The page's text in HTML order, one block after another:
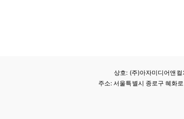
상호: (주)아자미디어앤
주소: 서울특별시 종로구 혜화